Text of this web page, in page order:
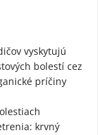
vyskytujú
bolestí cez
príčiny
krvný